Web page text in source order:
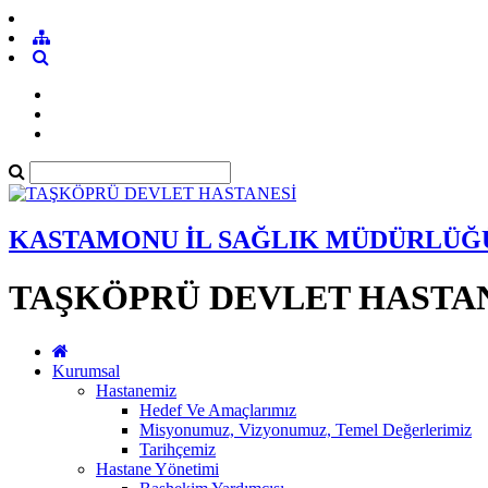
KASTAMONU İL SAĞLIK
TAŞKÖPRÜ DEVLET
Kurumsal
Hastanemiz
Hedef Ve Amaçlarımız
Misyonumuz, Vizyonumuz, Temel Değerlerimiz
Tarihçemiz
Hastane Yönetimi